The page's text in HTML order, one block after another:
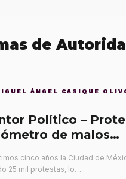
de
ÁNGEL CASIQUE
Político –
de malos
cinco años la Ciudad de
25 mil protestas, lo…